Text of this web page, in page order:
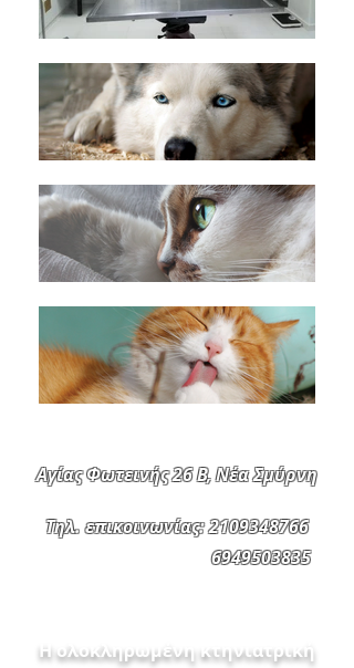
Αγίας Φωτεινής 26 Β, Νέα Σμύρνη
Τηλ. επικοινωνίας:2109348766
6949503835
Η ολοκληρωμένη κτηνιατρική